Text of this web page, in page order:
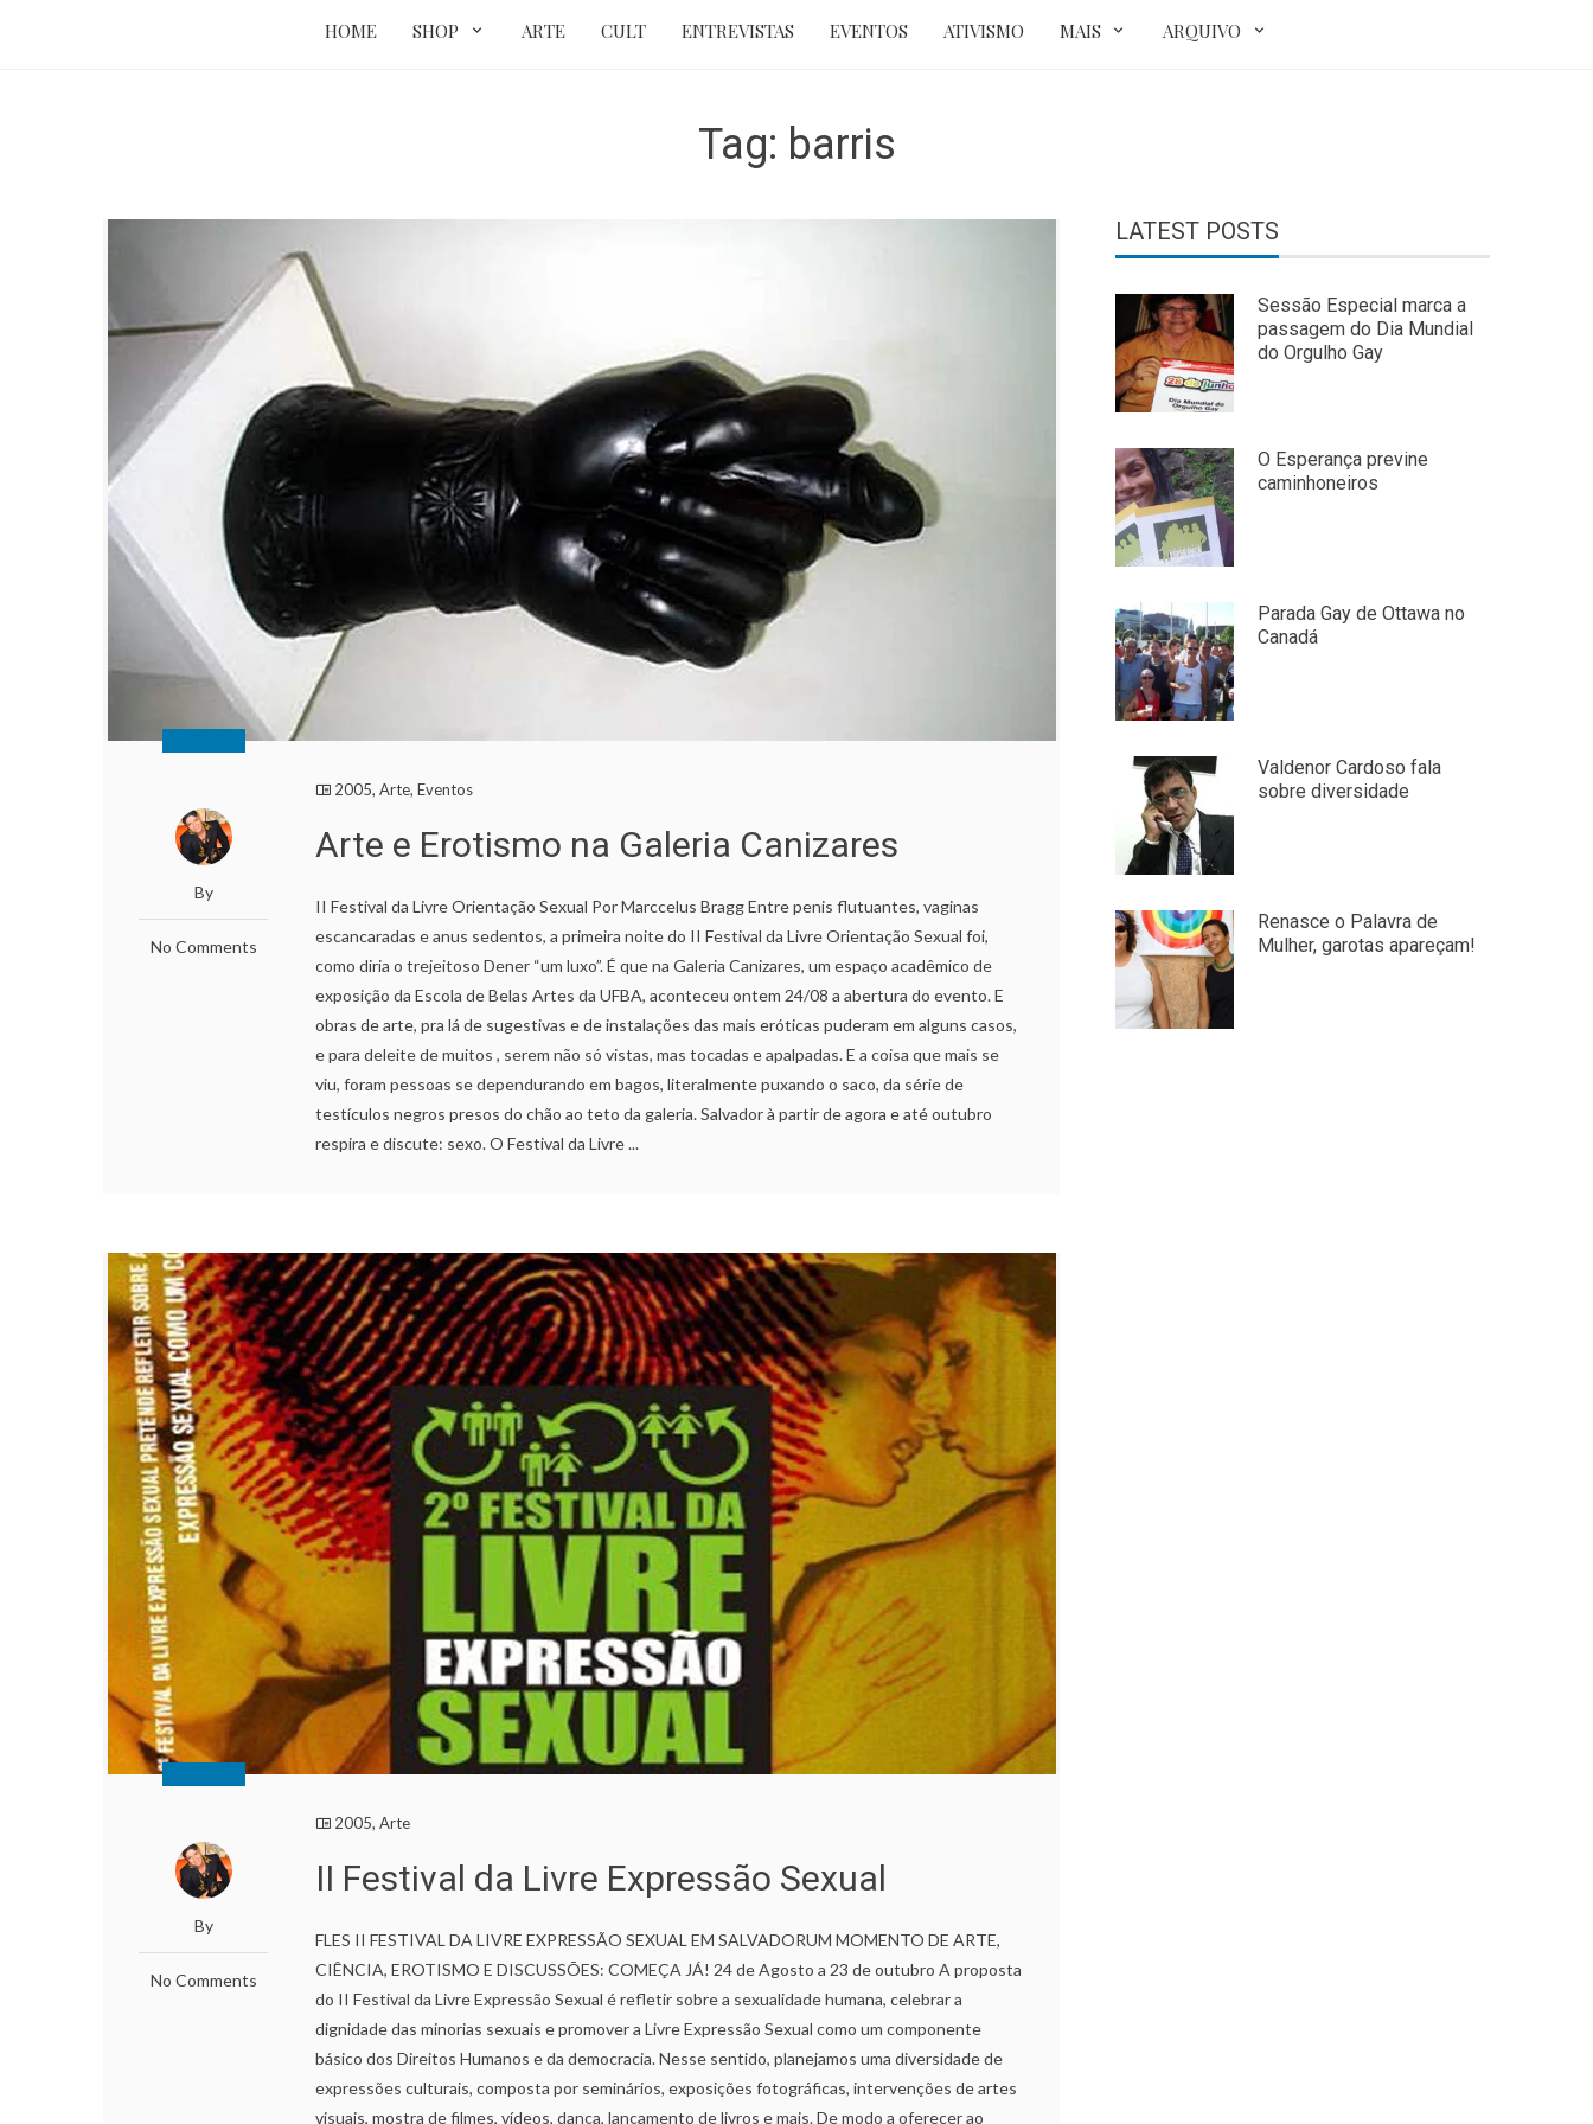
HOME SHOP ARTE CULT ENTREVISTAS EVENTOS ATIVISMO MAIS ARQUIVO
Tag: barris
By
No Comments
2005,Arte,Eventos
Arte e Erotismo na Galeria Canizares
II Festival da Livre Orientação Sexual Por Marccelus Bragg Entre penis flutuantes, vaginas
escancaradas e anus sedentos, a primeira noite do II Festival da Livre Orientação Sexual foi,
como diria o trejeitoso Dener “um luxo”. É que na Galeria Canizares, um espaço acadêmico de
exposição da Escola de Belas Artes da UFBA, aconteceu ontem 24/08 a abertura do evento. E
obras de arte, pra lá de sugestivas e de instalações das mais eróticas puderam em alguns casos,
e para deleite de muitos , serem não só vistas, mas tocadas e apalpadas. E a coisa que mais se
viu, foram pessoas se dependurando em bagos, literalmente puxando o saco, da série de
testículos negros presos do chão ao teto da galeria. Salvador à partir de agora e até outubro
respira e discute: sexo. O Festival da Livre ...
By
No Comments
2005,Arte
II Festival da Livre Expressão Sexual
FLES II FESTIVAL DA LIVRE EXPRESSÃO SEXUAL EM SALVADORUM MOMENTO DE ARTE,
CIÊNCIA, EROTISMO E DISCUSSÕES: COMEÇA JÁ! 24 de Agosto a 23 de outubro A proposta
do II Festival da Livre Expressão Sexual é refletir sobre a sexualidade humana, celebrar a
dignidade das minorias sexuais e promover a Livre Expressão Sexual como um componente
básico dos Direitos Humanos e da democracia. Nesse sentido, planejamos uma diversidade de
expressões culturais, composta por seminários, exposições fotográficas, intervenções de artes
visuais, mostra de filmes, vídeos, dança, lançamento de livros e mais. De modo a oferecer ao
LATEST POSTS
Sessão Especial marca a
passagem do Dia Mundial
do Orgulho Gay
O Esperança previne
caminhoneiros
Parada Gay de Ottawa no
Canadá
Valdenor Cardoso fala
sobre diversidade
Renasce o Palavra de
Mulher, garotas apareçam!